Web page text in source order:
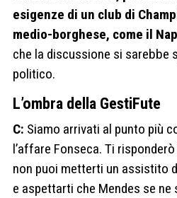
esigenze di un club di
medio-borghese, come il
che la discussione si sarebbe
politico.
L’ombra della GestiFute
C: Siamo arrivati al punto più
l’affare Fonseca. Ti
non puoi metterti un assistito
e aspettarti che Mendes se ne